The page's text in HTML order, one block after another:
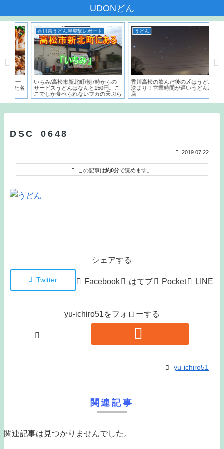
UDONどん
香川県うどん屋突撃レポート
いちみ/高松市新北町/朝7時からの
サービスうどんはなんと150円。こ
こでしか食べられないフカの天ぷら
とは？？
うどん
香川高松の飲んだ後の〆はうどんで
決まり！営業時間が遅いうどん屋５
店
DSC_0648
2019.07.22
この記事は約0分で読めます。
シェアする
Twitter Facebook はてブ Pocket LINE
yu-ichiro51をフォローする
yu-ichiro51
関連記事
関連記事は見つかりませんでした。